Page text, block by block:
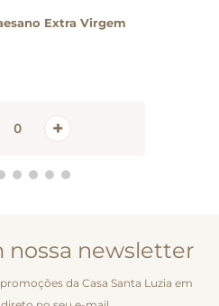
Extra Virgem
nossa newsletter
da Casa Santa Luzia em